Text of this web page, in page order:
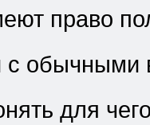
право
с обычными
для